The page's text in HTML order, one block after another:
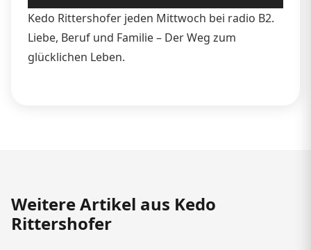
Player
Kedo Rittershofer jeden Mittwoch bei radio B2.
Liebe, Beruf und Familie – Der Weg zum
glücklichen Leben.
Weitere Artikel aus Kedo
Rittershofer